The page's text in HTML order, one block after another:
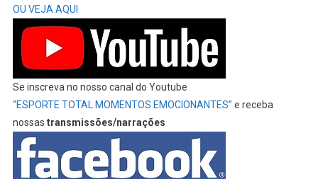
OU VEJA AQUI
Se inscreva no nosso canal do Youtube
“ESPORTE TOTAL MOMENTOS EMOCIONANTES” e receba
nossas transmissões/narrações